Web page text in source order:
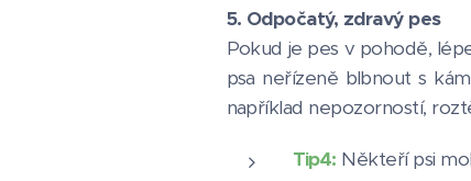
5. Odpočatý, zdravý pes
Pokud je pes v pohodě,
psa neřízeně blbnout s
například nepozorností,
Tip4: Někteří psi